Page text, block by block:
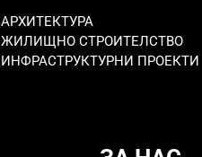
АРХИТЕКТУРА
ЖИЛИЩНО СТРОИТЕЛСТВО
ИНФРАСТРУКТУРНИ ПРОЕКТИ